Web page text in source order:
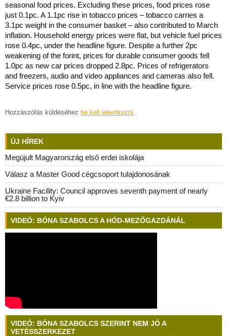
seasonal food prices. Excluding these prices, food prices rose
just 0.1pc. A 1.1pc rise in tobacco prices – tobacco carries a
3.1pc weight in the consumer basket – also contributed to March
inflation. Household energy prices were flat, but vehicle fuel prices
rose 0.4pc, under the headline figure. Despite a further 2pc
weakening of the forint, prices for durable consumer goods fell
1.0pc as new car prices dropped 2.8pc. Prices of refrigerators
and freezers, audio and video appliances and cameras also fell.
Service prices rose 0.5pc, in line with the headline figure.
Hozzászólás küldéséhez be kell jelentkezni.
ÚJ HÍREK
Megújult Magyarország első erdei iskolája
Válasz a Master Good cégcsoport tulajdonosának
Ukraine Facility: Council approves seventh payment of nearly
€2.8 billion to Kyiv
VIDEÓ: BÓNA SZABOLCS A HÓD-MEZŐGAZDÁNÁL
VIDEÓ: BÓNA SZABOLCS SZERINT NEM JÓ A
VETÉSSZERKEZET